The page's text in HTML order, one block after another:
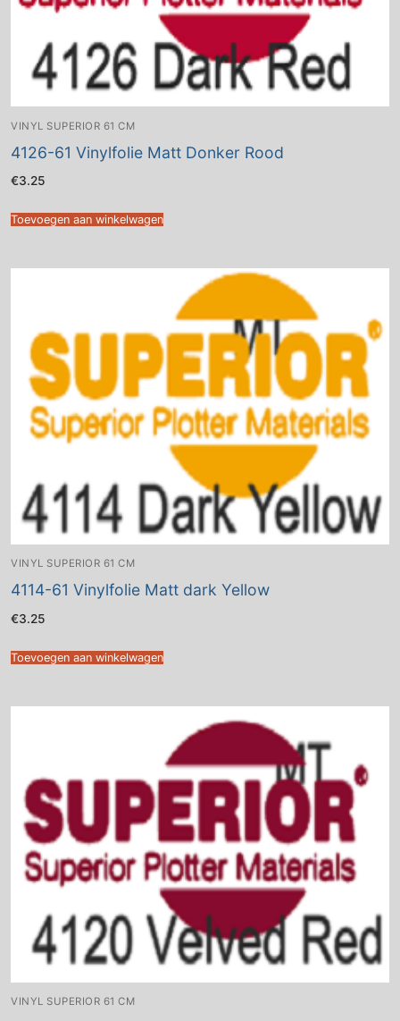
VINYL SUPERIOR 61 CM
4126-61 Vinylfolie Matt Donker Rood
€3.25
Toevoegen aan winkelwagen
VINYL SUPERIOR 61 CM
4114-61 Vinylfolie Matt dark Yellow
€3.25
Toevoegen aan winkelwagen
VINYL SUPERIOR 61 CM